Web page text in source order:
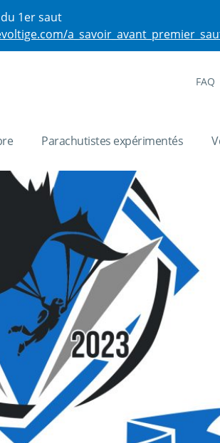
1er saut
FAQ
Parachutistes expérimentés